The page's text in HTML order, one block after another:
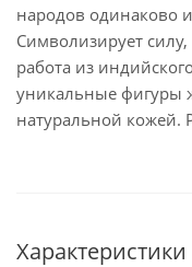
народов одинаково
Символизирует
работа из
уникальные фигуры
натуральной кожей.
Характеристики